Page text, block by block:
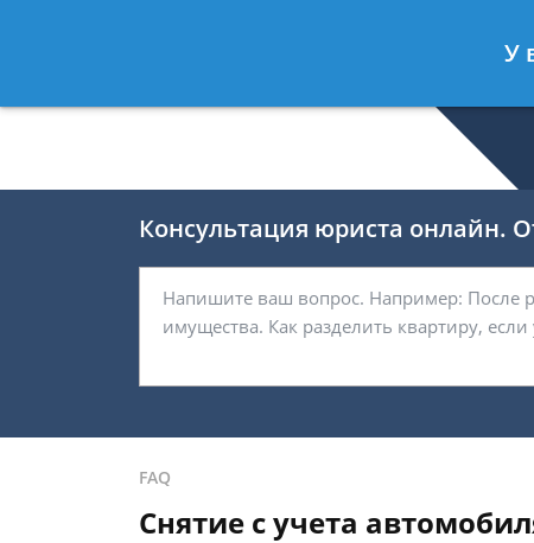
- Автоюрист,
Консультация юриста онлайн.
FAQ
Снятие с учета
У